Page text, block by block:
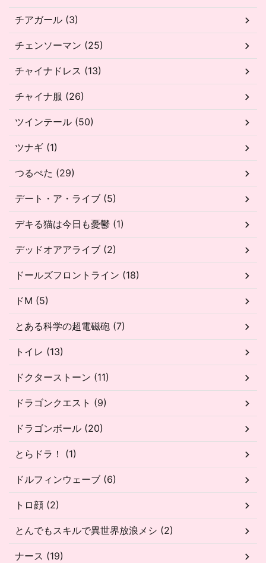
チアガール (3)
チェンソーマン (25)
チャイナドレス (13)
チャイナ服 (26)
ツインテール (50)
ツナギ (1)
つるぺた (29)
デート・ア・ライブ (5)
デキる猫は今日も憂鬱 (1)
デッドオアアライブ (2)
ドールズフロントライン (18)
ドM (5)
とある科学の超電磁砲 (7)
トイレ (13)
ドクターストーン (11)
ドラゴンクエスト (9)
ドラゴンボール (20)
とらドラ！ (1)
ドルフィンウェーブ (6)
トロ顔 (2)
とんでもスキルで異世界放浪メシ (2)
ナース (19)